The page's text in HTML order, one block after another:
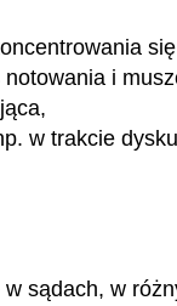
i
w trakcie
sądach, w